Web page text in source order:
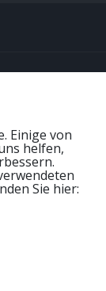
Einige von
helfen,
Sie hier: